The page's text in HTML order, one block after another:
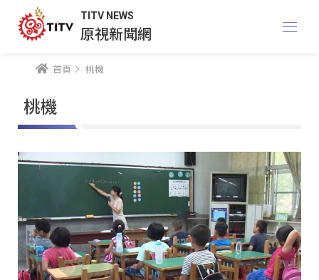
TITV NEWS
原視新聞網
首頁 桃機
桃機